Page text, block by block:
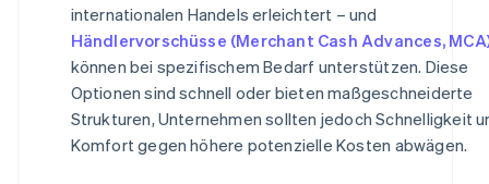
internationalen Handels erleichtert – und
Händlervorschüsse (Merchant Cash Advances,
können bei spezifischem Bedarf unterstützen. Diese
Optionen sind schnell oder bieten maßgeschneiderte
Strukturen, Unternehmen sollten jedoch Schnelligkeit
Komfort gegen höhere potenzielle Kosten abwägen.